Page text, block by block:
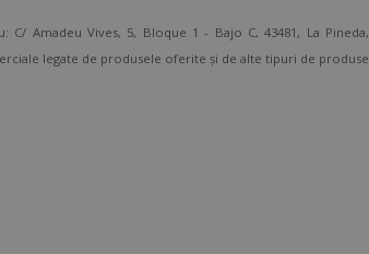
C/ Amadeu Vives, 5, Bloque 1 - Bajo C, 43481, La Pineda,
legate de produsele oferite și de alte tipuri de produse